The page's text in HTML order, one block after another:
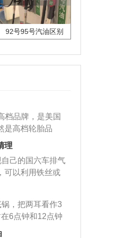
92号95号汽油区别
档品牌，是美国
是高档轮胎品
都有生产，这
场。
理
己的国六车排气
可以利用铁丝或
给取出来，如果
可以采取应急措
用木棍将所有的
位置处，然后将
以将堵塞的东
，把两耳看作3
6点钟和12点钟
、双手握住